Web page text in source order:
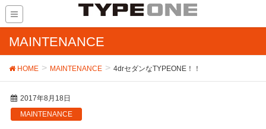
MAINTENANCE
HOME MAINTENANCE 4drセダンなTYPEONE！！
2017年8月18日
MAINTENANCE